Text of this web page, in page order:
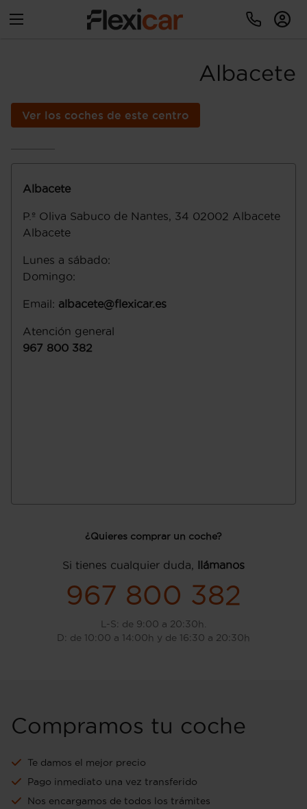
Albacete
Ver los coches de este centro
Albacete
P.º Oliva Sabuco de Nantes, 34 02002 Albacete
Albacete
Lunes a sábado:
Domingo:
Email: albacete@flexicar.es
Atención general
967 800 382
¿Quieres comprar un coche?
Si tienes cualquier duda, llámanos
967 800 382
L-S: de 9:00 a 20:30h.
D: de 10:00 a 14:00h y de 16:30 a 20:30h
Compramos tu coche
Te damos el mejor precio
Pago inmediato una vez transferido
Nos encargamos de todos los trámites